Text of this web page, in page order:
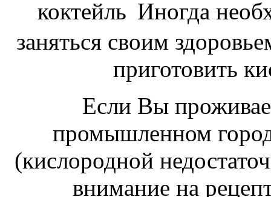
Иногда
заняться своим
приготовить
Если Вы
промышленном
(кислородной
внимание на